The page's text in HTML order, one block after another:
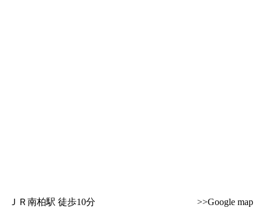
ＪＲ南柏駅 徒歩10分 >>Google map